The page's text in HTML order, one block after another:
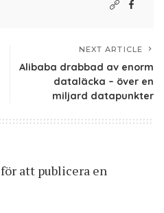
NEXT ARTICLE
Alibaba drabbad av enorm
dataläcka – över en
miljard datapunkter
för att publicera en